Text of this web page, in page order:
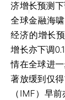
济增长预测
全球金融海
经济的增长
增长亦下调
情在全球进
著放缓到仅
（IMF）早